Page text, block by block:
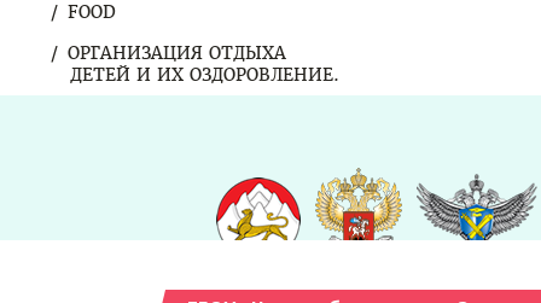
FOOD
ОРГАНИЗАЦИЯ ОТДЫХА
ДЕТЕЙ И ИХ ОЗДОРОВЛЕНИЕ.